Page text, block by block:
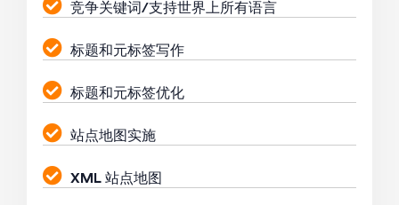
竞争关键词/支持世界上所有语言
标题和元标签写作
标题和元标签优化
站点地图实施
XML 站点地图